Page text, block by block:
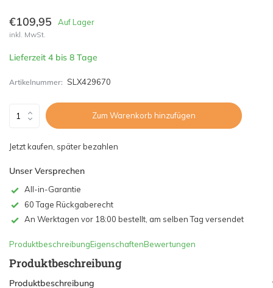
€109,95 Auf Lager
inkl. MwSt.
Lieferzeit 4 bis 8 Tage
Artikelnummer: SLX429670
Zum Warenkorb hinzufügen
Jetzt kaufen, später bezahlen
Unser Versprechen
All-in-Garantie
60 Tage Rückgaberecht
An Werktagen vor 18:00 bestellt, am selben Tag versendet
ProduktbeschreibungEigenschaftenBewertungen
Produktbeschreibung
Produktbeschreibung